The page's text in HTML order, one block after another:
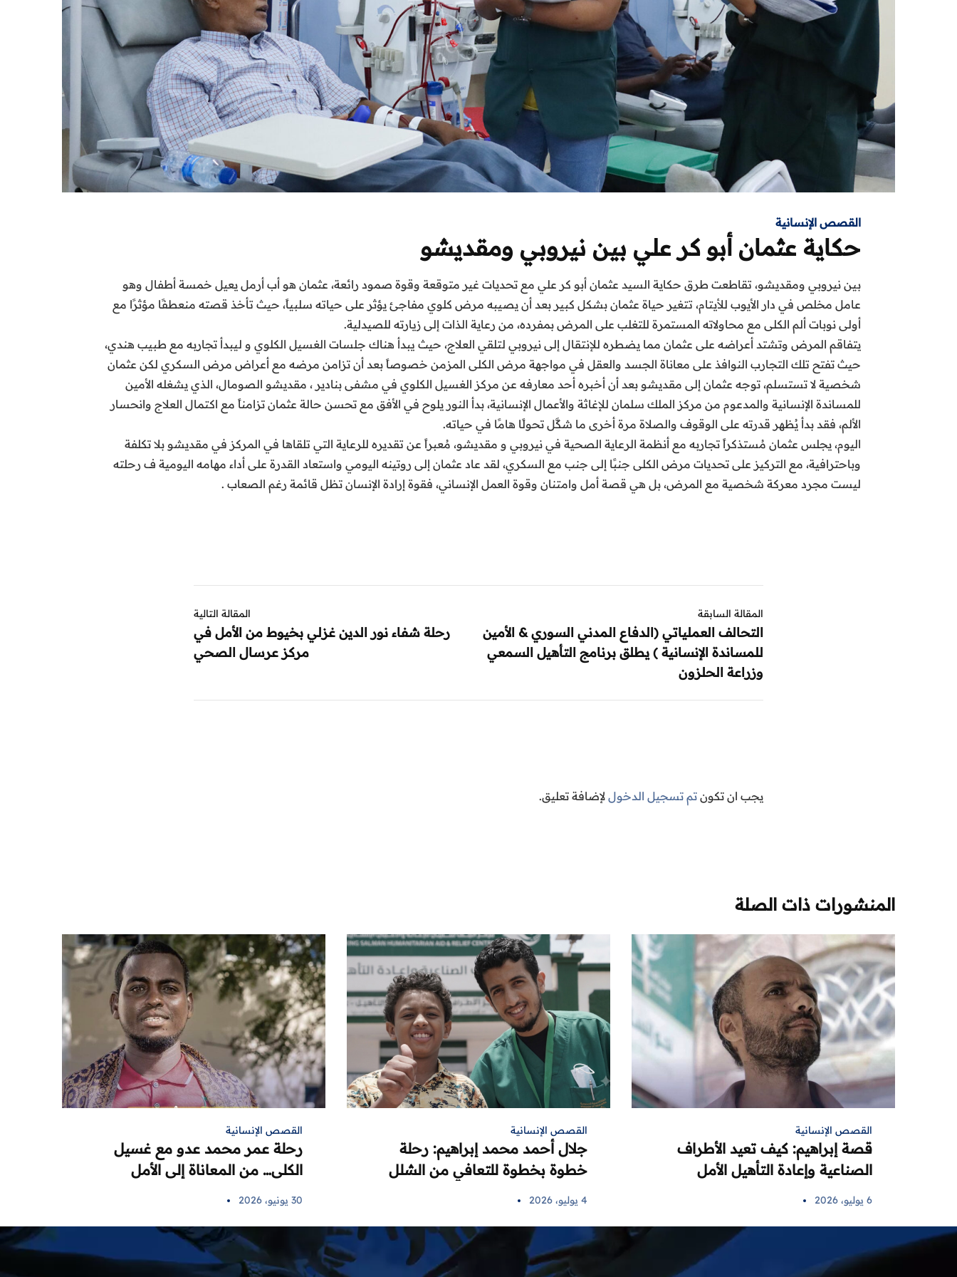
القصص الإنسانية
بين نيروبي ومقديشو، تقاطعت طرق حكاية السيد عثمان أبو كر علي مع تحديات غير متوقعة وقوة صمود رائعة، عثمان هو أب أرمل يعيل خمسة أطفال وهو
عامل مخلص في دار الأيوب للأيتام، تتغير حياة عثمان بشكل كبير بعد أن يصيبه مرض كلوي مفاجئ يؤثر على حياته سلبياً، حيث تأخذ قصته منعطفًا مؤثرًا مع
أولى نوبات ألم الكلى مع محاولاته المستمرة للتغلب على المرض بمفرده، من رعاية الذات إلى زيارته للصيدلية.
يتفاقم المرض وتشتد أعراضه على عثمان مما يضطره للإنتقال إلى نيروبي لتلقي العلاج، حيث يبدأ هناك جلسات الغسيل الكلوي و ليبدأ تجاربه مع طبيب هندي،
حيث تفتح تلك التجارب النوافذ على معاناة الجسد والعقل في مواجهة مرض الكلى المزمن خصوصاً بعد أن تزامن مرضه مع أعراض مرض السكري لكن عثمان
شخصية لا تستسلم، توجه عثمان إلى مقديشو بعد أن أخبره أحد معارفه عن مركز الغسيل الكلوي في مشفى بنادير ، مقديشو الصومال، الذي يشغله الأمين
للمساندة الإنسانية والمدعوم من مركز الملك سلمان للإغاثة والأعمال الإنسانية، بدأ النور يلوح في الأفق مع تحسن حالة عثمان تزامناً مع اكتمال العلاج وانحسار
الألم، فقد بدأ يُظهر قدرته على الوقوف والصلاة مرة أخرى ما شكَّل تحولًا هامًا في حياته.
اليوم، يجلس عثمان مُستذكراً تجاربه مع أنظمة الرعاية الصحية في نيروبي و مقديشو، مُعبراً عن تقديره للرعاية التي تلقاها في المركز في مقديشو بلا تكلفة
وباحترافية، مع التركيز على تحديات مرض الكلى جنبًا إلى جنب مع السكري، لقد عاد عثمان إلى روتينه اليومي واستعاد القدرة على أداء مهامه اليومية ف رحلته
ليست مجرد معركة شخصية مع المرض، بل هي قصة أمل وامتنان وقوة العمل الإنساني، فقوة إرادة الإنسان تظل قائمة رغم الصعاب .
المقالة السابقة
التحالف العملياتي (الدفاع المدني السوري & الأمين
للمساندة الإنسانية ) يطلق برنامج التأهيل السمعي
وزراعة الحلزون
المقالة التالية
رحلة شفاء نور الدين غزلي بخيوط من الأمل في
مركز عرسال الصحي
يجب ان تكون تم تسجيل الدخول لإضافة تعليق.
المنشورات ذات الصلة
القصص الإنسانية
قصة إبراهيم: كيف تعيد الأطراف
الصناعية وإعادة التأهيل الأمل
6 يوليو، 2026
القصص الإنسانية
جلال أحمد محمد إبراهيم: رحلة
خطوة بخطوة للتعافي من الشلل
4 يوليو، 2026
القصص الإنسانية
رحلة عمر محمد عدو مع غسيل
الكلى… من المعاناة إلى الأمل
30 يونيو، 2026